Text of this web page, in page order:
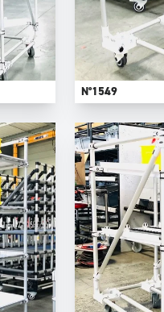
N°1549